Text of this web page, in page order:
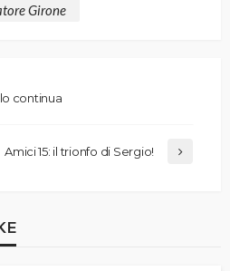
Girone
continua
Amici 15: il trionfo di Sergio!